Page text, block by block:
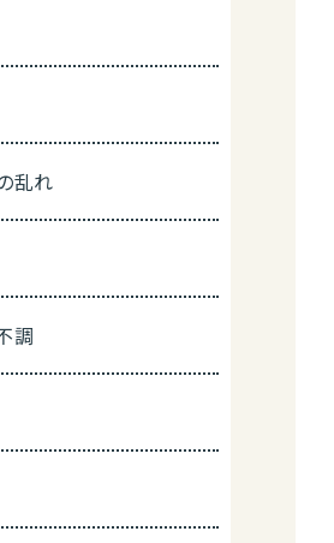
乱れ
調